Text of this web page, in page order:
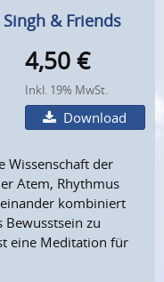
& Friends
4,50 €
Inkl. 19% MwSt.
Download
Wissenschaft der
Atem, Rhythmus
kombiniert
zu
eine Meditation für